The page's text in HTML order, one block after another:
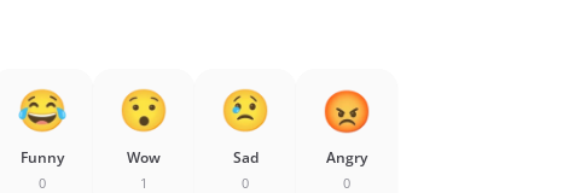
Funny
0
Wow
1
Sad
0
Angry
0